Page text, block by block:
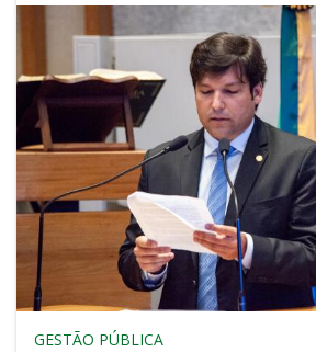
GESTÃO PÚBLICA